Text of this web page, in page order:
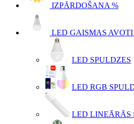
IZPĀRDOŠANA %
LED GAISMAS
LED SPULDZES
LED RGB
LED LINEĀRĀS